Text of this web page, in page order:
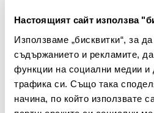
Настоящият сайт използва
Използваме „бисквитки“, за
съдържанието и рекламите,
функции на социални медии и
трафика си. Също така
начина, по който използвате
Вашият коментар: